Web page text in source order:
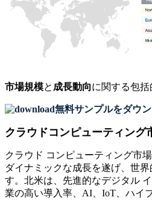
市場規模と 成長動向に関する包
無料サンプルをダウ
クラウドコンピューティング
クラウド コンピューティング市
ダイナミックな成長を遂げ、世
す。北米は、先進的なデジタル
業の高い導入率、AI、IoT、ハイ